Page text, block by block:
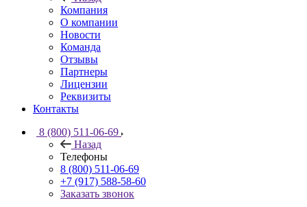
Компания
О компании
Новости
Команда
Отзывы
Партнеры
Лицензии
Реквизиты
Контакты
8 (800) 511-06-69
Назад
Телефоны
8 (800) 511-06-69
+7 (917) 588-58-60
Заказать звонок